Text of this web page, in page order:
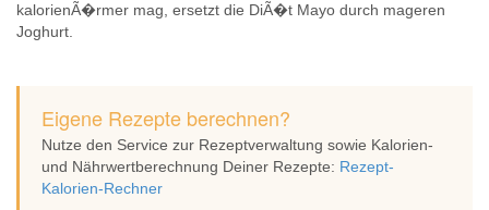
kalorienÃ�rmer mag, ersetzt die DiÃ�t Mayo durch mageren
Joghurt.
Eigene Rezepte berechnen?
Nutze den Service zur Rezeptverwaltung sowie Kalorien-
und Nährwertberechnung Deiner Rezepte: Rezept-
Kalorien-Rechner